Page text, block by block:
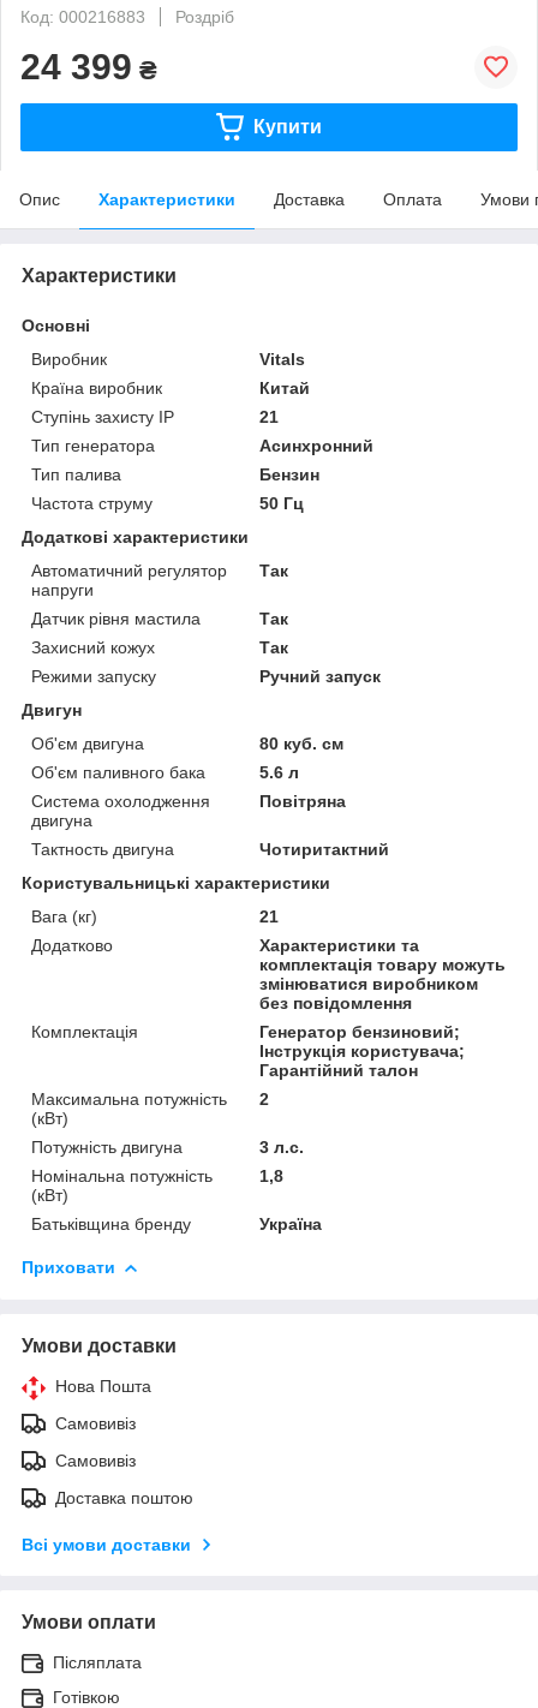
Код: 000216883
Роздріб
24 399 ₴
Купити
Опис Характеристики Доставка Оплата Умови
Характеристики
Основні
Виробник
Vitals
Країна виробник
Китай
Ступінь захисту IP
21
Тип генератора
Асинхронний
Тип палива
Бензин
Частота струму
50 Гц
Додаткові характеристики
Автоматичний регулятор
напруги
Так
Датчик рівня мастила
Так
Захисний кожух
Так
Режими запуску
Ручний запуск
Двигун
Об'єм двигуна
80 куб. см
Об'єм паливного бака
5.6 л
Система охолодження
двигуна
Повітряна
Тактность двигуна
Чотиритактний
Користувальницькі характеристики
Вага (кг)
21
Додатково
Характеристики та
комплектація товару можуть
змінюватися виробником
без повідомлення
Комплектація
Генератор бензиновий;
Інструкція користувача;
Гарантійний талон
Максимальна потужність
(кВт)
2
Потужність двигуна
3 л.с.
Номінальна потужність
(кВт)
1,8
Батьківщина бренду Україна
Приховати
Умови доставки
Нова Пошта
Самовивіз
Самовивіз
Доставка поштою
Всі умови доставки
Умови оплати
Післяплата
Готівкою